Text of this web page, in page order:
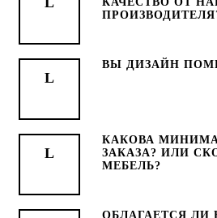
ВЫ ДИЗАЙН
КАКОВА
ЗАКАЗА? ИЛИ
МЕБЕЛЬ?
ОБЛАГАЕТСЯ ЛИ